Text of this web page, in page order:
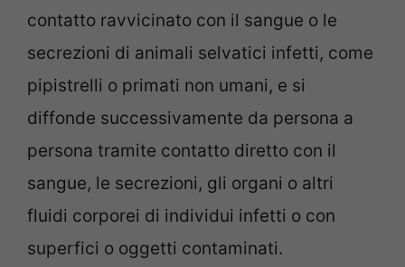
contatto ravvicinato con il sangue o le
secrezioni di animali selvatici infetti, come
pipistrelli o primati non umani, e si
diffonde successivamente da persona a
persona tramite contatto diretto con il
sangue, le secrezioni, gli organi o altri
fluidi corporei di individui infetti o con
superfici o oggetti contaminati.